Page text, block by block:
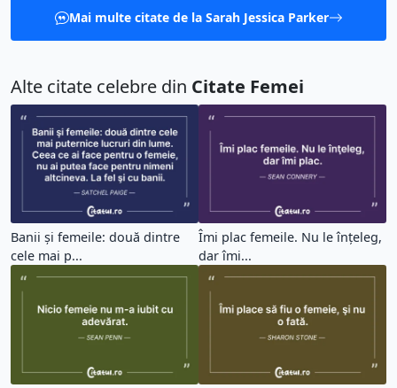
Mai multe citate de la Sarah Jessica Parker
Alte citate celebre din Citate Femei
Banii şi femeile: două dintre
cele mai p...
Îmi plac femeile. Nu le înţeleg,
dar îmi...